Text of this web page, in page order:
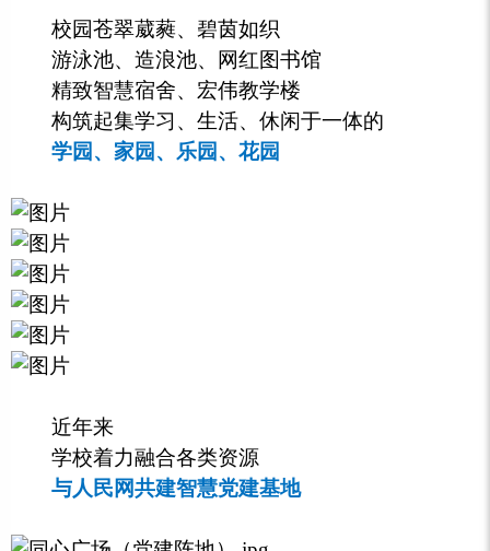
校园苍翠葳蕤、碧茵如织
游泳池、造浪池、网红图书馆
精致智慧宿舍、宏伟教学楼
构筑起集学习、生活、休闲于一体的
学园、家园、乐园、花园
近年来
学校着力融合各类资源
与人民网共建智慧党建基地